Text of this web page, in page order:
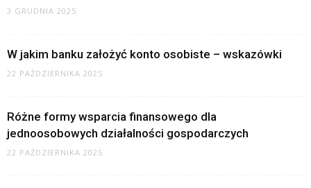
3 GRUDNIA 2025
W jakim banku założyć konto osobiste – wskazówki
22 PAŹDZIERNIKA 2025
Różne formy wsparcia finansowego dla
jednoosobowych działalności gospodarczych
22 PAŹDZIERNIKA 2025